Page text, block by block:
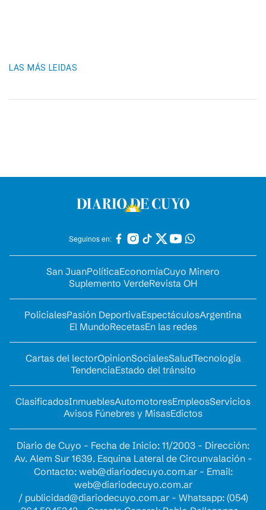
LAS MÁS LEIDAS
Seguinos en:
San JuanPolíticaEconomíaCuyo Minero
Suplemento VerdeRevista OH
PolicialesPasión DeportivaEspectáculosArgentina
El MundoRecetasEn las redes
Cartas del lectorOpinionSocialesSaludTecnología
TendenciaEstado del tránsito
ClasificadosInmueblesAutomotoresEmpleosServicios
Avisos Fúnebres y MisasEdictos
Diario de Cuyo - Fecha de Inicio: 11/2003 - Dirección:
Av. Alem Sur 1639. Esquina Lateral de Circunvalación -
Contacto: web@diariodecuyo.com.ar- Email:
web@diariodecuyo.com.ar
/ publicidad@diariodecuyo.com.ar- Whatsapp: (054)